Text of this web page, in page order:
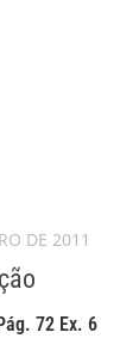
DE 2011
72 Ex. 6